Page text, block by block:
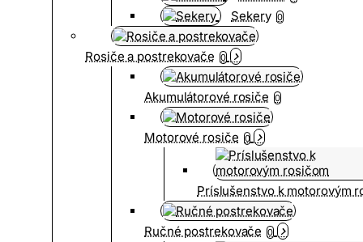
Sekery 0
Rosiče a postrekovače 0
Akumulátorové rosiče 0
Motorové rosiče 0
Príslušenstvo k motorovým
Ručné postrekovače 0